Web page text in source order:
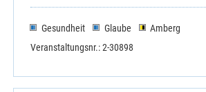
Gesundheit Glaube
Amberg
Veranstaltungsnr.: 2-30898